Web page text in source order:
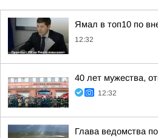
Ямал в топ10 по
12:32
40 лет мужества,
12:32
Глава ведомства